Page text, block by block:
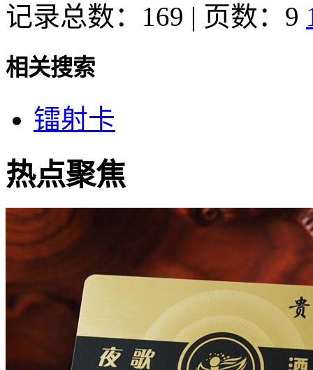
记录总数：169 | 页数：9
相关搜索
镭射卡
热点聚焦